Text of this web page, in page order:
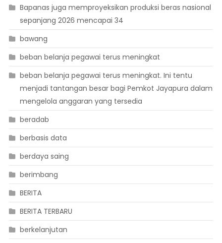
Bapanas juga memproyeksikan produksi beras nasional
sepanjang 2026 mencapai 34
bawang
beban belanja pegawai terus meningkat
beban belanja pegawai terus meningkat. Ini tentu
menjadi tantangan besar bagi Pemkot Jayapura dalam
mengelola anggaran yang tersedia
beradab
berbasis data
berdaya saing
berimbang
BERITA
BERITA TERBARU
berkelanjutan